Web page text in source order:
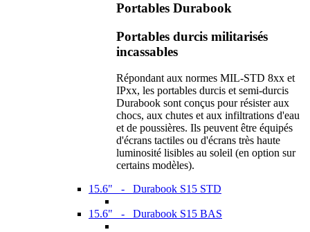
Portables Durabook
Portables durcis militarisés
incassables
Répondant aux normes MIL-STD 8xx et
IPxx, les portables durcis et semi-durcis
Durabook sont conçus pour résister aux
chocs, aux chutes et aux infiltrations d'eau
et de poussières. Ils peuvent être équipés
d'écrans tactiles ou d'écrans très haute
luminosité lisibles au soleil (en option sur
certains modèles).
15.6" - Durabook S15 STD
15.6" - Durabook S15 BAS